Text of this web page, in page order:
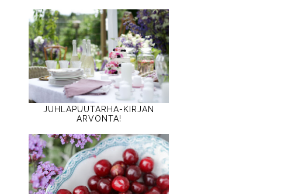
JUHLAPUUTARHA-KIRJAN
ARVONTA!